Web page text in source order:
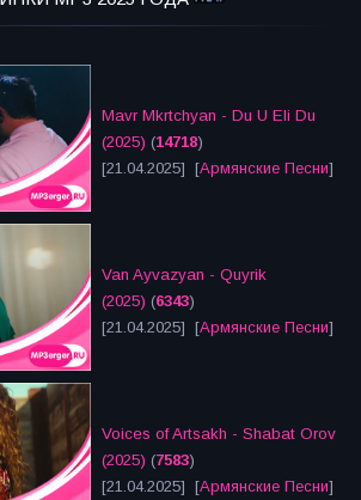
Mavr Mkrtchyan - Du U Eli Du
(2025) (14718)
[21.04.2025] [Армянские Песни]
Van Ayvazyan - Quyrik
(2025) (6343)
[21.04.2025] [Армянские Песни]
Voices of Artsakh - Shabat Orov
(2025) (7583)
[21.04.2025] [Армянские Песни]